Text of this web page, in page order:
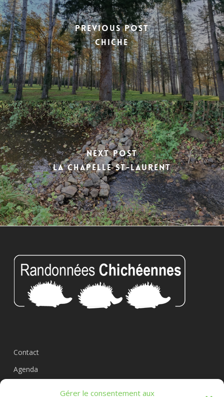
Gérer le consentement aux
Previous Post
CHICHE
Next Post
LA CHAPELLE ST-LAURENT
Contact
Agenda